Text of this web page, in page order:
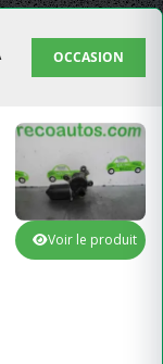
OCCASION
Voir le produit